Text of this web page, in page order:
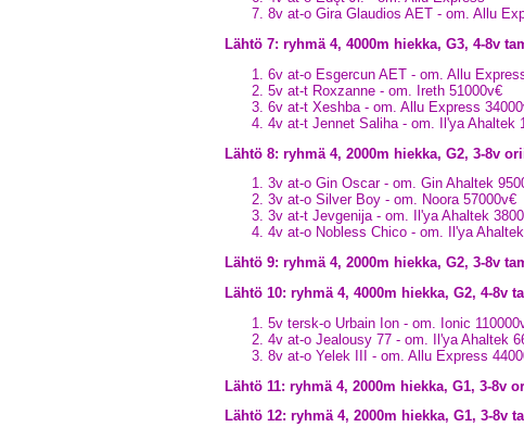
8v at-o Gira Glaudios AET - om. Allu
Lähtö 7: ryhmä 4, 4000m hiekka, G3, 4-8v
6v at-o Esgercun AET - om. Allu
5v at-t Roxzanne - om. Ireth 51000v€
6v at-t Xeshba - om. Allu Express
4v at-t Jennet Saliha - om. Il'ya Ahaltek
Lähtö 8: ryhmä 4, 2000m hiekka, G2, 3-8v
3v at-o Gin Oscar - om. Gin Ahaltek
3v at-o Silver Boy - om. Noora 57000v€
3v at-t Jevgenija - om. Il'ya Ahaltek
4v at-o Nobless Chico - om. Il'ya
Lähtö 9: ryhmä 4, 2000m hiekka, G2, 3-8v
Lähtö 10: ryhmä 4, 4000m hiekka, G2, 4-8v
5v tersk-o Urbain Ion - om. Ionic
4v at-o Jealousy 77 - om. Il'ya Ahaltek
8v at-o Yelek III - om. Allu Express
Lähtö 11: ryhmä 4, 2000m hiekka, G1, 3-8v
Lähtö 12: ryhmä 4, 2000m hiekka, G1, 3-8v